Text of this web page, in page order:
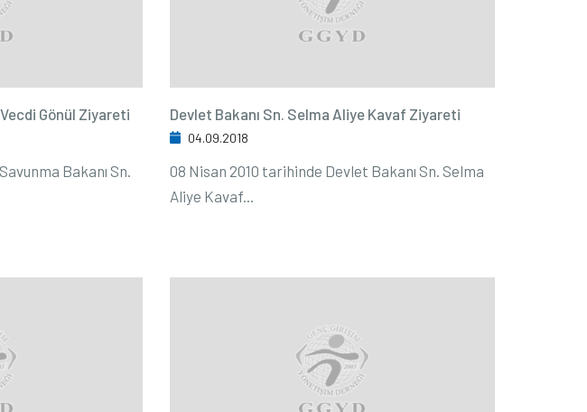
Gönül Ziyareti
Bakanı Sn.
Devlet Bakanı Sn. Selma Aliye Kavaf Ziyareti
04.09.2018
08 Nisan 2010 tarihinde Devlet Bakanı Sn. Selma
Aliye Kavaf...